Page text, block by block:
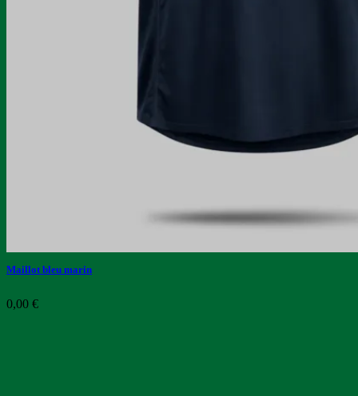
Maillot bleu marin
0,00 €